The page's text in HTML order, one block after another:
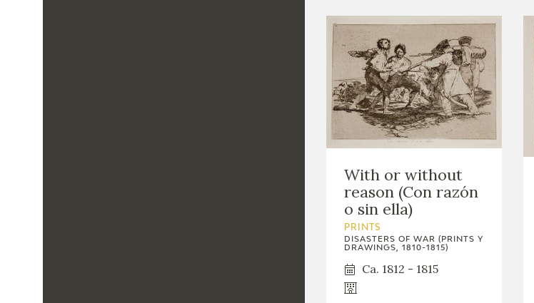
With or without
reason (Con razón
o sin ella)
PRINTS
DISASTERS OF WAR (PRINTS Y
DRAWINGS, 1810-1815)
Ca. 1812 - 1815